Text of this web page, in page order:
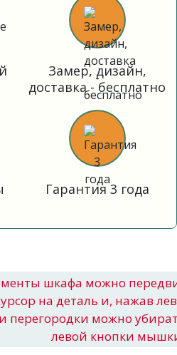
Замер, дизайн,
доставка - бесплатно
Гарантия 3 года
шкафа можно
на деталь и, нажав
перегородки можно
левой кнопки